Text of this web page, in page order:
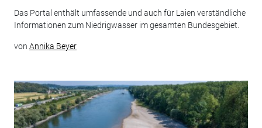
Das Portal enthält umfassende und auch für Laien verständliche
Informationen zum Niedrigwasser im gesamten Bundesgebiet.
von Annika Beyer